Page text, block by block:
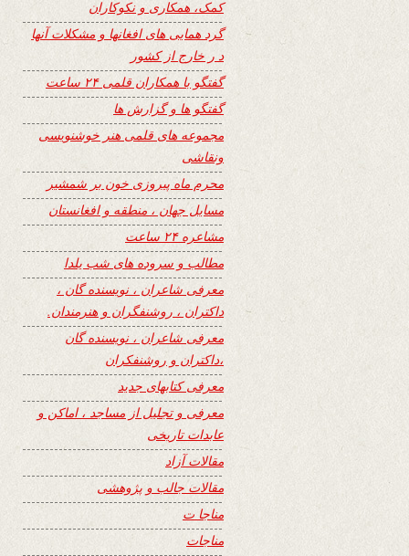
کمک، همکاری و نکوکاران
گرد همایی های افغانها و مشکلات آنها
د ر خارج از کشور
گفتگو با همکاران قلمی ۲۴ ساعت
گفتگو ها و گزارش ها
مجموعه های قلمی هنر خوشنویسی
ونقاشی
محرم ماه پیروزی خون بر شمشیر
مسایل جهان ، منطقه و افغانستان
مشاعره ۲۴ ساعت
مطالب و سروده های شب یلدا
معرفی شاعران ، نویسنده گان ،
داکتران ، روشنفگران و هنرمندان.
معرفی شاعران ، نویسنده گان
،داکتران و روشنفکران
معرفی کتابهای جدید
معرفی و تجلیل از مساجد ، اماکن و
عابدات تاریخی
مقالات آزاد
مقالات جالب و پژوهشی
مناجا ت
مناجات